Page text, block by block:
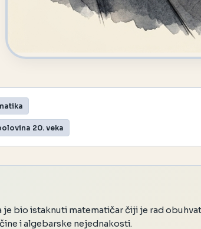
20. veka
je bio istaknuti matematičar čiji je rad
i algebarske nejednakosti.